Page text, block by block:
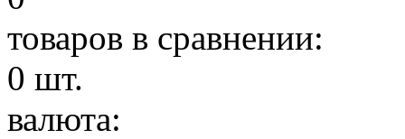
товаров в сравнении:
0 шт.
валюта: